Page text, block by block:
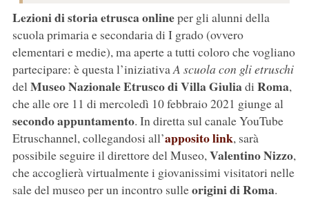
Lezioni di storia etrusca onlineper gli alunni della
scuola primaria e secondaria di I grado (ovvero
elementari e medie), ma aperte a tutti coloro che vogliano
partecipare: è questa l’iniziativaA scuola con gli etruschi
delMuseo Nazionale Etrusco di Villa Giuliadi Roma,
che alle ore 11 di mercoledì 10 febbraio 2021 giunge al
secondo appuntamento. In diretta sul canale YouTube
Etruschannel, collegandosi all’apposito link, sarà
possibile seguire il direttore del Museo,Valentino Nizzo,
che accoglierà virtualmente i giovanissimi visitatori nelle
sale del museo per un incontro sulleorigini di Roma.